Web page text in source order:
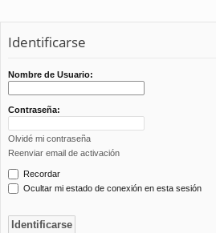
Identificarse
Nombre de Usuario:
Contraseña:
Olvidé mi contraseña
Reenviar email de activación
Recordar
Ocultar mi estado de conexión en esta sesión